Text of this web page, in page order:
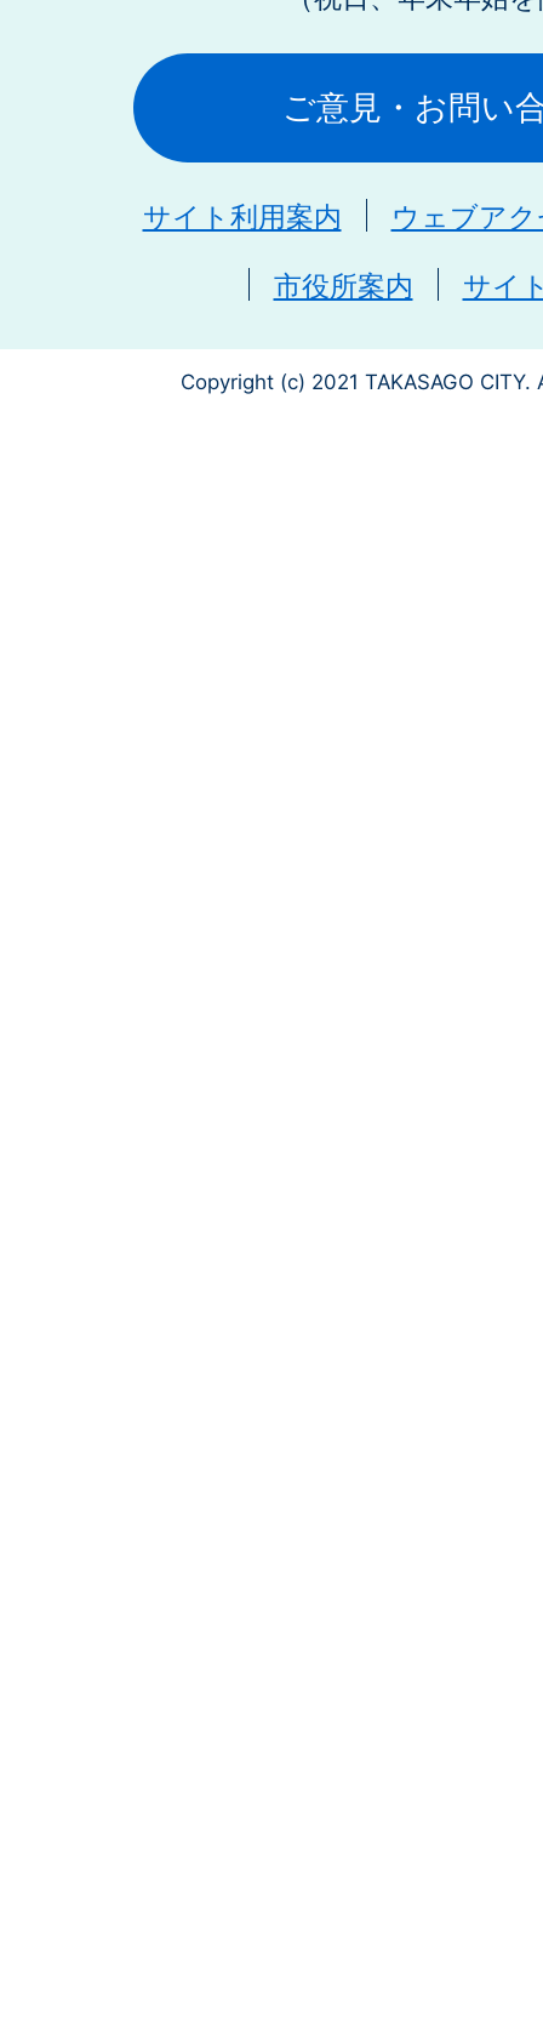
ご意見・お問い
サイト利用案内 ウェブア
市役所案内 サイ
Copyright (c) 2021 TAKASAGO CITY.